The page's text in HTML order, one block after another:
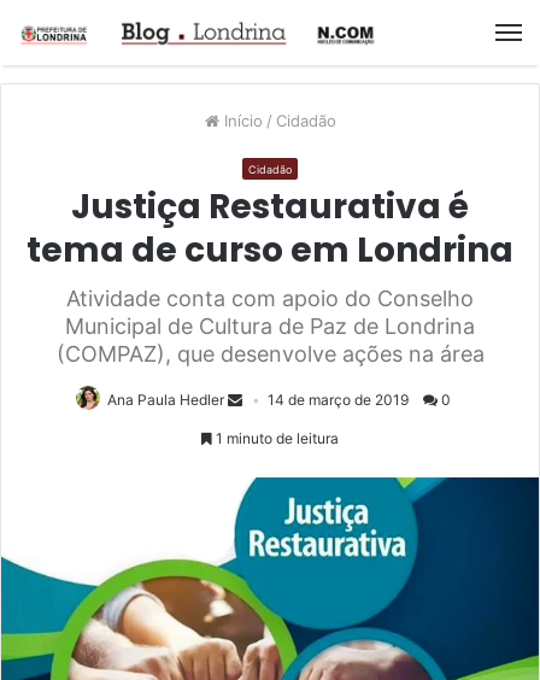
Início / Cidadão
Cidadão
Justiça Restaurativa é
tema de curso em Londrina
Atividade conta com apoio do Conselho
Municipal de Cultura de Paz de Londrina
(COMPAZ), que desenvolve ações na área
Ana Paula Hedler 14 de março de 2019 0
1 minuto de leitura